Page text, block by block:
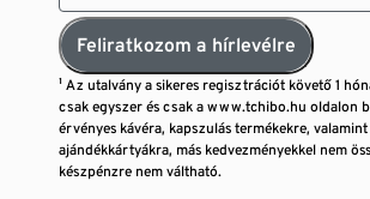
Feliratkozom a hírlevélre
¹ Az utalvány a sikeres regisztrációt követő 1
csak egyszer és csak a www.tchibo.hu oldalon
érvényes kávéra, kapszulás termékekre, valamint
ajándékkártyákra, más kedvezményekkel nem
készpénzre nem váltható.